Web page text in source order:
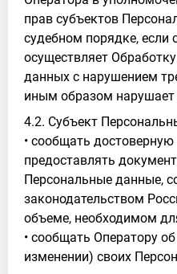
прав субъектов
судебном порядке, если
осуществляет
данных с нарушением
иным образом нарушает
4.2. Субъект
• сообщать
предоставлять
Персональные данные,
законодательством
объеме, необходимом
• сообщать Оператору
изменении) своих